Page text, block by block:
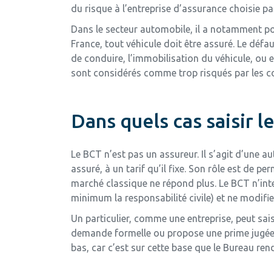
du risque à l’entreprise d’assurance choisie
Dans le secteur automobile, il a notamment
France, tout véhicule doit être assuré. Le
de conduire, l’immobilisation du véhicule, ou
sont considérés comme trop risqués par les
Dans quels cas saisir
Le BCT n’est pas un assureur. Il s’agit
assuré, à un tarif qu’il fixe. Son rôle est de
marché classique ne répond plus. Le BCT
minimum la responsabilité civile) et ne
Un particulier, comme une entreprise, peut
demande formelle ou propose une prime
bas, car c’est sur cette base que le Bureau